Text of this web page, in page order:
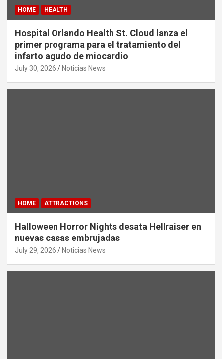
HOME HEALTH
Hospital Orlando Health St. Cloud lanza el
primer programa para el tratamiento del
infarto agudo de miocardio
July 30, 2026 Noticias News
HOME ATTRACTIONS
Halloween Horror Nights desata Hellraiser en
nuevas casas embrujadas
July 29, 2026 Noticias News